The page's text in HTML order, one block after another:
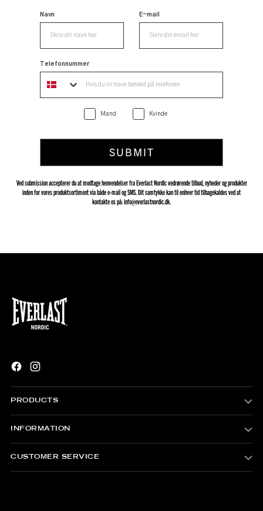
Navn E-mail
Telefonnummer
Mand Kvinde
SUBMIT
Ved submission accepterer du at modtage henvendelser fra Everlast Nordic vedrørende tilbud, nyheder og produkter
inden for vores produktsortiment via både e-mail og SMS. Dit samtykke kan til enhver tid tilbagekaldes ved at
kontakte os på: info@everlastnordic.dk.
PRODUCTS
INFORMATION
CUSTOMER SERVICE